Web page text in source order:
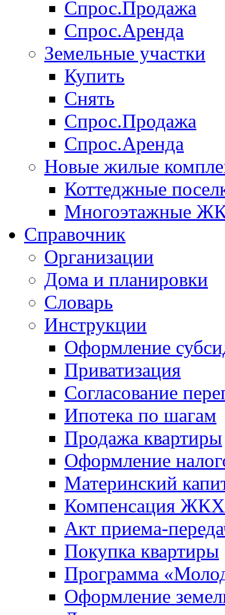
Спрос.Продажа
Спрос.Аренда
Земельные участки
Купить
Снять
Спрос.Продажа
Спрос.Аренда
Новые жилые
Коттеджные
Многоэтажные
Справочник
Организации
Дома и планировки
Словарь
Инструкции
Оформление
Приватизация
Согласование
Ипотека по шагам
Продажа квартиры
Оформление
Материнский
Компенсация ЖКХ
Акт приема-
Покупка квартиры
Программа
Оформление